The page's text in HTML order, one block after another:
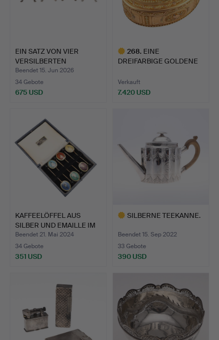
EIN SATZ VON VIER
VERSILBERTEN
SALZKELLERN.
Beendet 15. Jun 2026
34 Gebote
675 USD
268. EINE
DREIFARBIGE GOLDENE
Verkauft
7.420 USD
KAFFEELÖFFEL AUS
SILBER UND EMAILLE IM
GEH…
Beendet 21. Mai 2024
34 Gebote
351 USD
SILBERNE TEEKANNE.
Beendet 15. Sep 2022
33 Gebote
390 USD